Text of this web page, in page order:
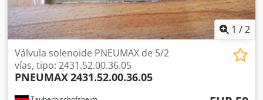
1 /2
Válvula solenoide PNEUMAX de 5/2
vías, tipo: 2431.52.00.36.05
PNEUMAX2431.52.00.36.05